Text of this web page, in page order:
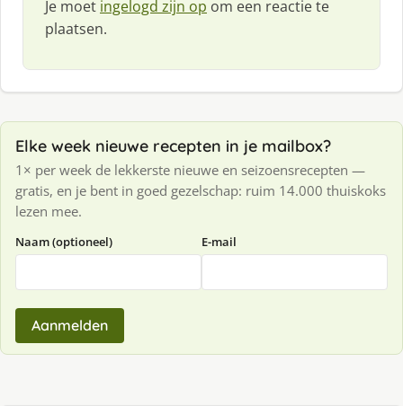
Je moet ingelogd zijn op om een reactie te
plaatsen.
Elke week nieuwe recepten in je mailbox?
1× per week de lekkerste nieuwe en seizoensrecepten —
gratis, en je bent in goed gezelschap: ruim 14.000 thuiskoks
lezen mee.
Naam (optioneel) E-mail
Aanmelden